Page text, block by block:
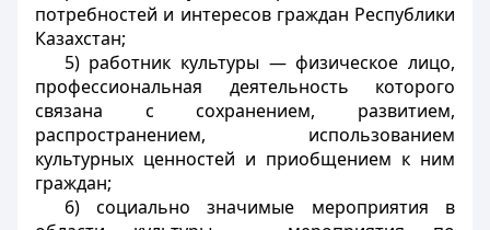
потребностей и интересов граждан Республики
Казахстан;
5) работник культуры — физическое лицо,
профессиональная деятельность которого
связана с сохранением, развитием,
распространением, использованием
культурных ценностей и приобщением к ним
граждан;
6) социально значимые мероприятия в